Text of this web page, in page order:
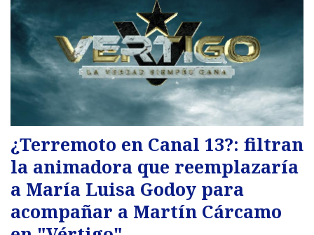
¿Terremoto en Canal 13?: filtran
la animadora que reemplazaría
a María Luisa Godoy para
acompañar a Martín Cárcamo